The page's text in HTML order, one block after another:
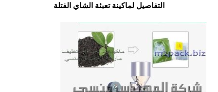
التفاصيل لماكينة تعبئة الشاي الفتلة